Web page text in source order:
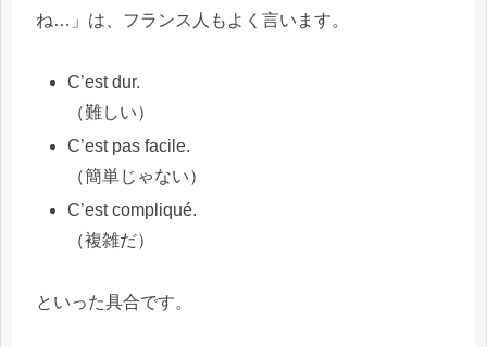
ね…」は、フランス人もよく言います。
C’est dur.
（難しい）
C’est pas facile.
（簡単じゃない）
C’est compliqué.
（複雑だ）
といった具合です。